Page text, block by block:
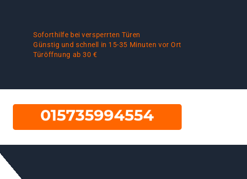
Soforthilfe bei versperrten Türen
Günstig und schnell in 15-35 Minuten vor Ort
Türöffnung ab 30 €